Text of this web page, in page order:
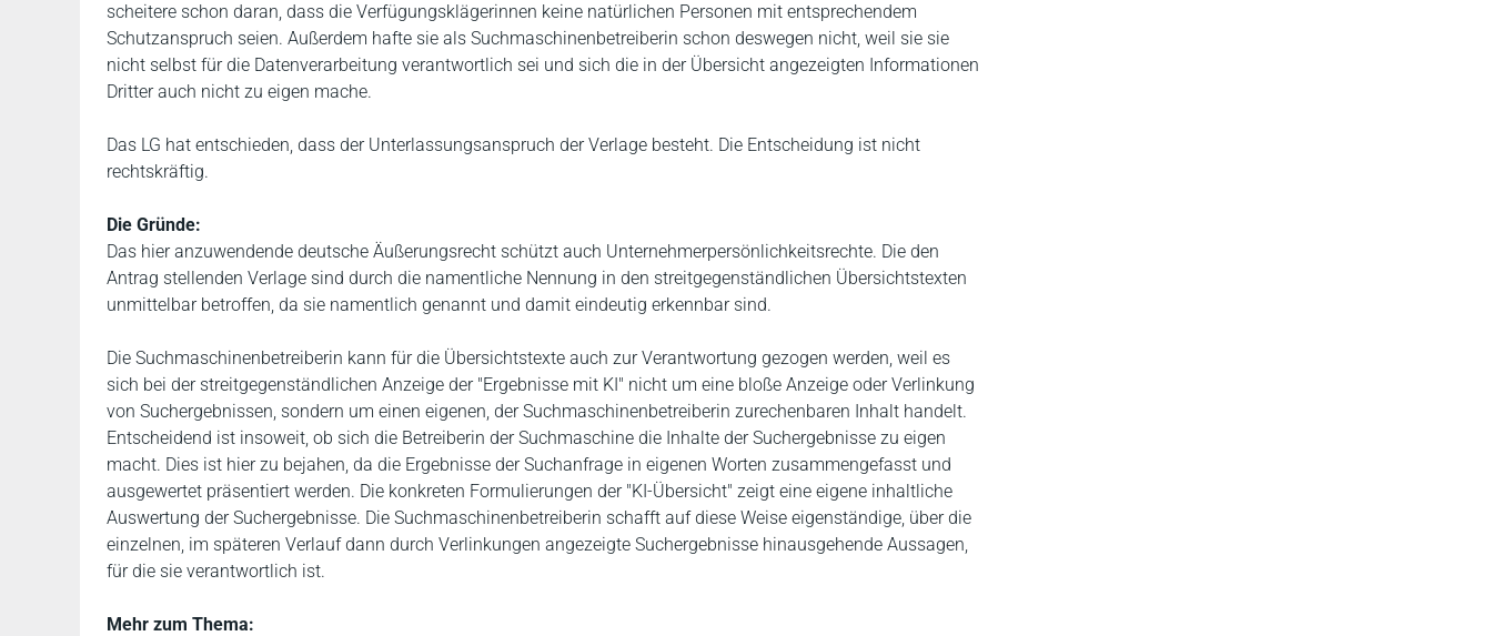
scheitere schon daran, dass die Verfügungsklägerinnen keine natürlichen Personen mit entsprechendem
Schutzanspruch seien. Außerdem hafte sie als Suchmaschinenbetreiberin schon deswegen nicht, weil sie sie
nicht selbst für die Datenverarbeitung verantwortlich sei und sich die in der Übersicht angezeigten Informationen
Dritter auch nicht zu eigen mache.
Das LG hat entschieden, dass der Unterlassungsanspruch der Verlage besteht. Die Entscheidung ist nicht
rechtskräftig.
Die Gründe:
Das hier anzuwendende deutsche Äußerungsrecht schützt auch Unternehmerpersönlichkeitsrechte. Die den
Antrag stellenden Verlage sind durch die namentliche Nennung in den streitgegenständlichen Übersichtstexten
unmittelbar betroffen, da sie namentlich genannt und damit eindeutig erkennbar sind.
Die Suchmaschinenbetreiberin kann für die Übersichtstexte auch zur Verantwortung gezogen werden, weil es
sich bei der streitgegenständlichen Anzeige der "Ergebnisse mit KI" nicht um eine bloße Anzeige oder Verlinkung
von Suchergebnissen, sondern um einen eigenen, der Suchmaschinenbetreiberin zurechenbaren Inhalt handelt.
Entscheidend ist insoweit, ob sich die Betreiberin der Suchmaschine die Inhalte der Suchergebnisse zu eigen
macht. Dies ist hier zu bejahen, da die Ergebnisse der Suchanfrage in eigenen Worten zusammengefasst und
ausgewertet präsentiert werden. Die konkreten Formulierungen der "KI-Übersicht" zeigt eine eigene inhaltliche
Auswertung der Suchergebnisse. Die Suchmaschinenbetreiberin schafft auf diese Weise eigenständige, über die
einzelnen, im späteren Verlauf dann durch Verlinkungen angezeigte Suchergebnisse hinausgehende Aussagen,
für die sie verantwortlich ist.
Mehr zum Thema: